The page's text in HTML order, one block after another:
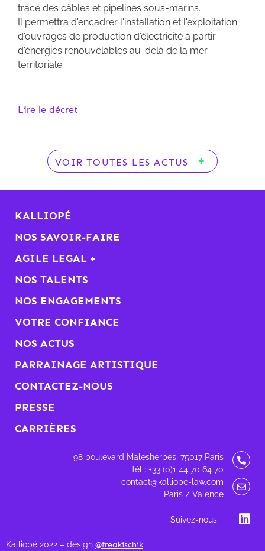
tracé des câbles et pipelines sous-marins.
Il permettra d'encadrer l'installation et l'exploitation
d'ouvrages de production d'électricité à partir
d'énergies renouvelables au-delà de la mer
territoriale.
Lire le décret
VOIR TOUTES LES ACTUS
KALLIOPÉ
NOS SAVOIR-FAIRE
AGILE LEGAL +
NOS TALENTS
NOS ENGAGEMENTS
VOTRE CONFIANCE
NOS ACTUS
PARRAINAGE ARTISTIQUE
CONTACTEZ-NOUS
PRESSE
CARRIÈRES
98 boulevard Malesherbes, 75017 Paris
Tél : +33 (0)1 44 70 64 70
contact@kalliope-law.com
Paris / Valence
Suivez-nous
Kalliopé 2022 – design @freakischik